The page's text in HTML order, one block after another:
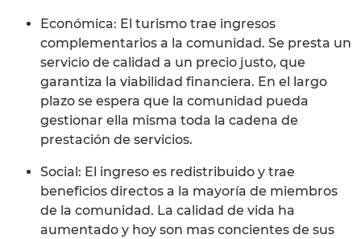
Económica: El turismo trae ingresos
complementarios a la comunidad. Se presta un
servicio de calidad a un precio justo, que
garantiza la viabilidad financiera. En el largo
plazo se espera que la comunidad pueda
gestionar ella misma toda la cadena de
prestación de servicios.
Social: El ingreso es redistribuido y trae
beneficios directos a la mayoría de miembros
de la comunidad. La calidad de vida ha
aumentado y hoy son mas concientes de sus